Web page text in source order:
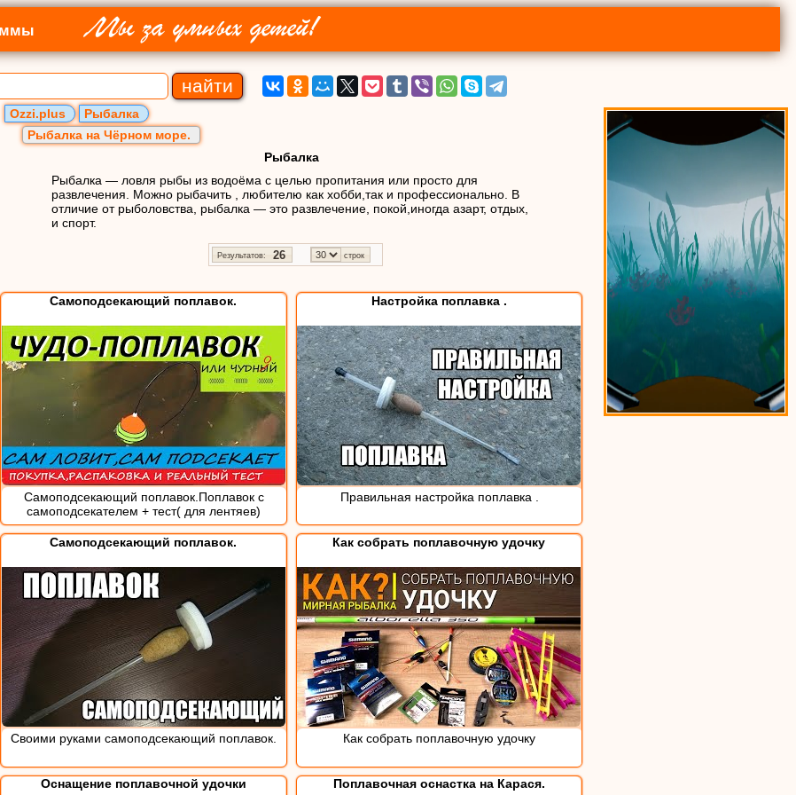
Мы за умных детей!
Ozzi.plus
Рыбалка
Рыбалка на Чёрном море.
Рыбалка
Рыбалка — ловля рыбы из водоёма с целью пропитания или просто для
развлечения. Можно рыбачить , любителю как хобби,так и профессионально. В
отличие от рыболовства, рыбалка — это развлечение, покой,иногда азарт, отдых,
и спорт.
Результатов: 26 строк
Самоподсекающий поплавок.
Самоподсекающий поплавок.Поплавок с
самоподсекателем + тест( для лентяев)
Настройка поплавка .
Правильная настройка поплавка .
Самоподсекающий поплавок.
Своими руками самоподсекающий поплавок.
Как собрать поплавочную удочку
Как собрать поплавочную удочку
Оснащение поплавочной удочки Поплавочная оснастка на Карася.